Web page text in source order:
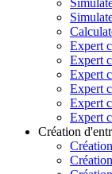
Expert
Expert
Expert
Expert
Expert
Expert
Création